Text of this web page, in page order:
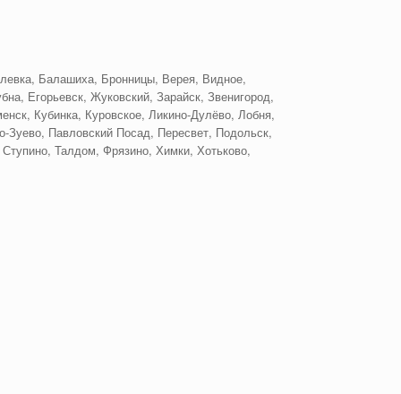
Балашиха, Бронницы, Верея, Видное,
Егорьевск, Жуковский, Зарайск, Звенигород,
Кубинка, Куровское, Ликино-Дулёво, Лобня,
Павловский Посад, Пересвет, Подольск,
Талдом, Фрязино, Химки, Хотьково,